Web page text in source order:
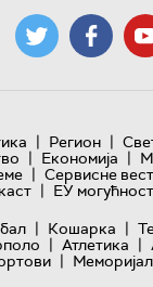
| Регион |
| Економија |
| Сервисне
| ЕУ
| Кошарка |
| Атлетика |
|